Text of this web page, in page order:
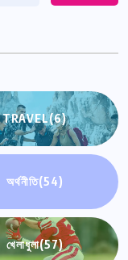
TRAVEL(6)
অর্থনীতি(54)
খেলাধুলা(57)